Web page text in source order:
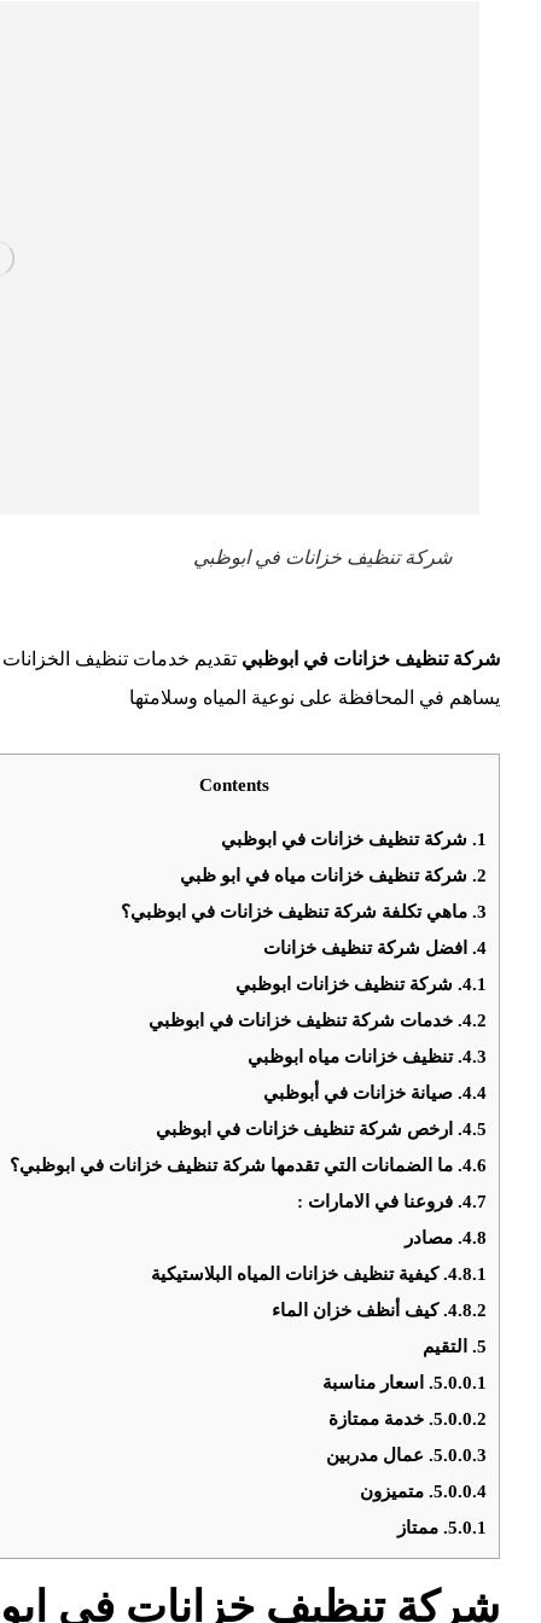
شركة تنظيف خزانات في ابوظبي
شركة تنظيف خزانات في ابوظبي تقديم خدمات تنظيف الخزانات
يساهم في المحافظة على نوعية المياه وسلامتها
Contents
1. شركة تنظيف خزانات في ابوظبي
2. شركة تنظيف خزانات مياه في ابو ظبي
3. ماهي تكلفة شركة تنظيف خزانات في ابوظبي؟
4. افضل شركة تنظيف خزانات
4.1. شركة تنظيف خزانات ابوظبي
4.2. خدمات شركة تنظيف خزانات في ابوظبي
4.3. تنظيف خزانات مياه ابوظبي
4.4. صيانة خزانات في أبوظبي
4.5. ارخص شركة تنظيف خزانات في ابوظبي
4.6. ما الضمانات التي تقدمها شركة تنظيف خزانات في ابوظبي؟
4.7. فروعنا في الامارات :
4.8. مصادر
4.8.1. كيفية تنظيف خزانات المياه البلاستيكية
4.8.2. كيف أنظف خزان الماء
5. التقيم
5.0.0.1. اسعار مناسبة
5.0.0.2. خدمة ممتازة
5.0.0.3. عمال مدربين
5.0.0.4. متميزون
5.0.1. ممتاز
شركة تنظيف خزانات في